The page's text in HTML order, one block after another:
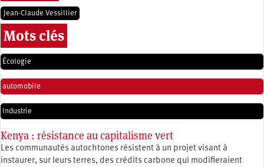
Jean-Claude Vessillier
Mots clés
Écologie
automobile
Industrie
Kenya : résistance au capitalisme vert
Les communautés autochtones résistent à un projet visant à
instaurer, sur leurs terres, des crédits carbone qui modifieraient